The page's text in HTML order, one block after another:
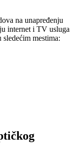
na unapređenju
internet i TV usluga
sledećim mestima: